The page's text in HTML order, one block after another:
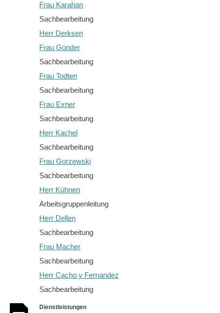
Frau Karahan
Sachbearbeitung
Herr Derksen
Frau Günder
Sachbearbeitung
Frau Todten
Sachbearbeitung
Frau Exner
Sachbearbeitung
Herr Kachel
Sachbearbeitung
Frau Gorzewski
Sachbearbeitung
Herr Kühnen
Arbeitsgruppenleitung
Herr Dellen
Sachbearbeitung
Frau Macher
Sachbearbeitung
Herr Cacho y Fernandez
Sachbearbeitung
Dienstleistungen